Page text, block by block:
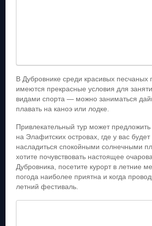
В Дубровнике среди красивых песчаных
имеются прекрасные условия для
видами спорта — можно заниматься
плавать на каноэ или лодке.
Привлекательный тур может
на Элафитских островах, где у вас
насладиться спокойными солнечными
хотите почувствовать настоящее
Дубровника, посетите курорт в летние
погода наиболее приятна и когда
летний фестиваль.